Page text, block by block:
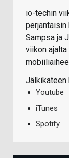
io-techin
Sampsa ja
viikon
Jälkikäteen
Youtube
iTunes
Spotify